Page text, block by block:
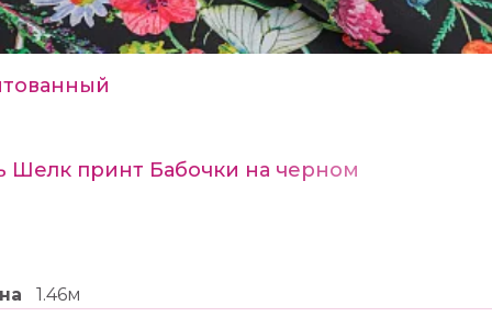
Шелк принт Бабочки на черном
1.46м